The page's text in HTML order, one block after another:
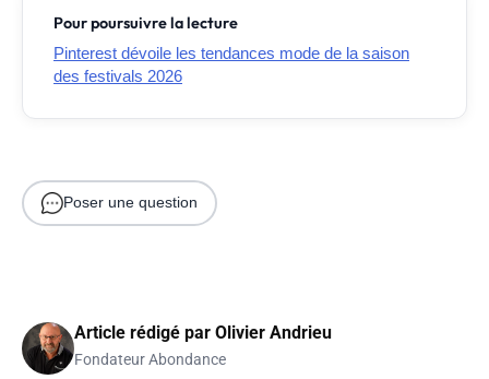
Pour poursuivre la lecture
Pinterest dévoile les tendances mode de la saison
des festivals 2026
Poser une question
Article rédigé par Olivier Andrieu
Fondateur Abondance